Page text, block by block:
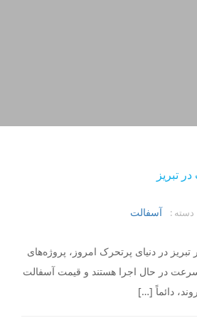
تبریز
دسته : آسفالت
در دنیای پرتحرک امروز، پروژه‌های
در حال اجرا هستند و قیمت آسفالت
دائماً […]